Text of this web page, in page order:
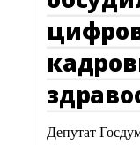
Депутат